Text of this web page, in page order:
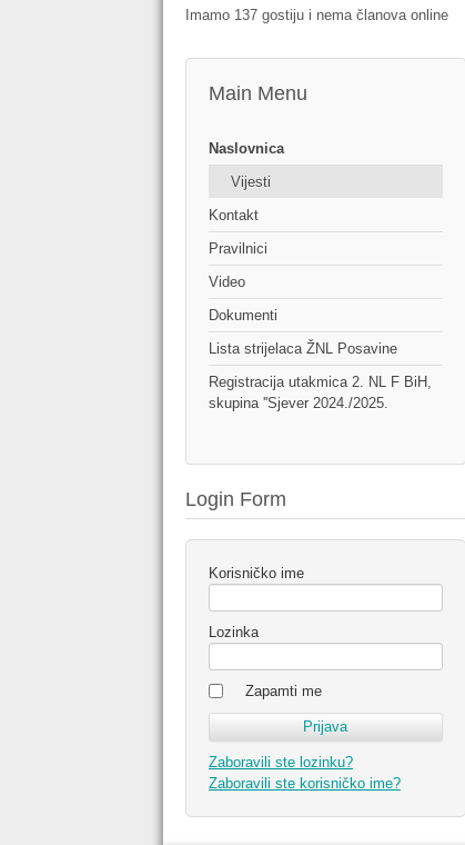
Imamo 137 gostiju i nema članova online
Main Menu
Naslovnica
Vijesti
Kontakt
Pravilnici
Video
Dokumenti
Lista strijelaca ŽNL Posavine
Registracija utakmica 2. NL F BiH,
skupina ''Sjever 2024./2025.
Login Form
Korisničko ime
Lozinka
Zapamti me
Zaboravili ste lozinku?
Zaboravili ste korisničko ime?